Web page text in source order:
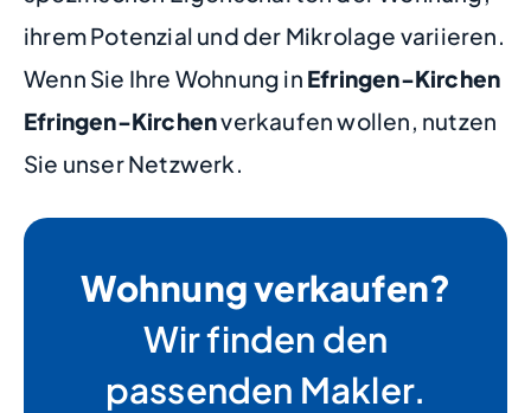
ihrem Potenzial und der Mikrolage variieren.
Wenn Sie Ihre Wohnung in Efringen-Kirchen
Efringen-Kirchenverkaufen wollen, nutzen
Sie unser Netzwerk.
Wohnung verkaufen?
Wir finden den
passenden Makler.